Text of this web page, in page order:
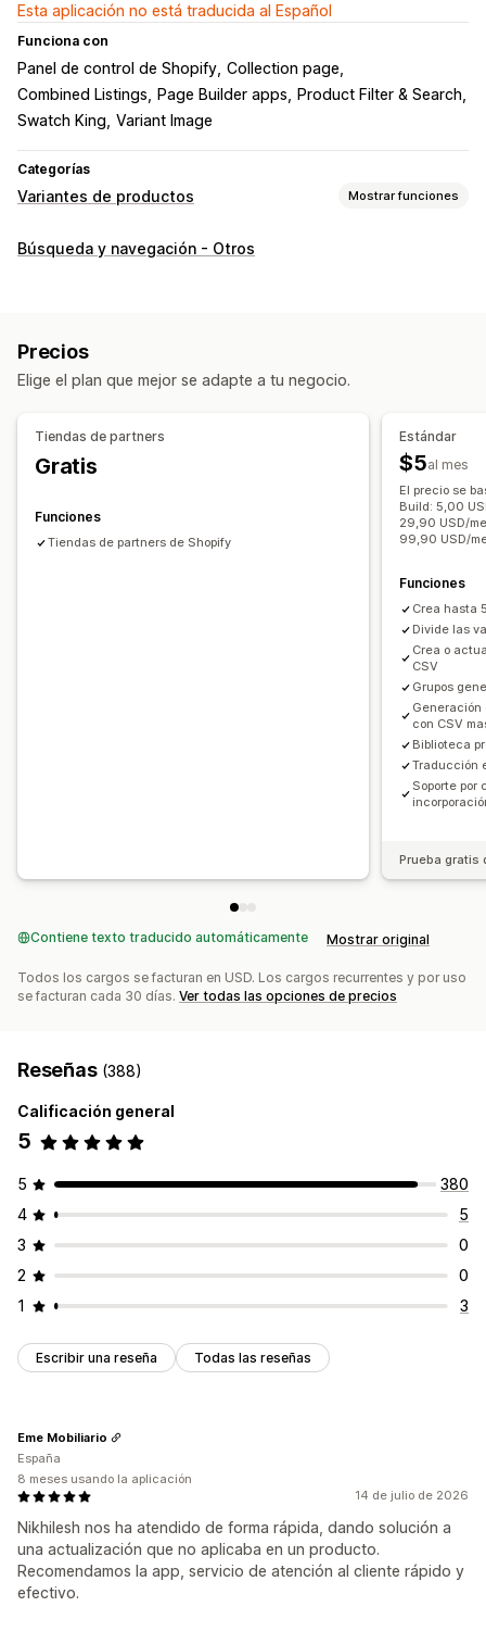
Esta aplicación no está traducida al Español
Funciona con
Panel de control de Shopify Collection page
Combined Listings
Page Builder apps
Product Filter & Search
Swatch King Variant Image
Categorías
Variantes de productos Mostrar funciones
Personalización
Botones de opciones
Envoltura de regalo
CSS personalizado
Traducción Importar y exportar Visualización de variantes
Alertas de existencias bajas
Ocultar existencias agotadas
Gestión de SKU Disponibilidad de existencias
Búsqueda y navegación - Otros
Precios
Elige el plan que mejor se adapte a tu negocio.
Tiendas de partners
Gratis
Funciones
Tiendas de partners de Shopify
Estándar
$5al mes
El precio se
Build: 5,00
29,90 USD/
99,90 USD/
Funciones
Crea hasta
Divide las
Crea o
CSV
Grupos
Generación
con CSV
Biblioteca
Traducción
Soporte por
Prueba gratis
Contiene texto traducido automáticamente Mostrar original
Todos los cargos se facturan en USD. Los cargos recurrentes y por uso
se facturan cada 30 días. Ver todas las opciones de precios
Reseñas (388)
Calificación general
5
5
380
4
5
3
0
2
0
1
3
Escribir una reseña Todas las reseñas
14 de julio de 2026
Nikhilesh nos ha atendido de forma rápida, dando solución a
una actualización que no aplicaba en un producto.
Recomendamos la app, servicio de atención al cliente rápido y
efectivo.
Eme Mobiliario
España
8 meses usando la aplicación